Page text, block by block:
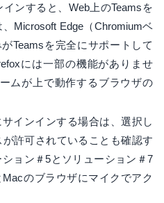
ンすると、Web上のTeamsを
Microsoft Edge（Chromiumベ
Teamsを完全にサポートして
には一部の機能がありませ
ムが上で動作するブラウザの
インインする場合は、選択し
許可されていることも確認す
ョン＃5とソリューション＃7
のブラウザにマイクでアク